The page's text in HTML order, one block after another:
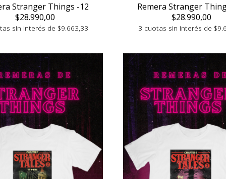
Stranger Things -12
$28.990,00
sin interés de $9.663,33
Remera Stranger
$28.990,00
3 cuotas sin interés de